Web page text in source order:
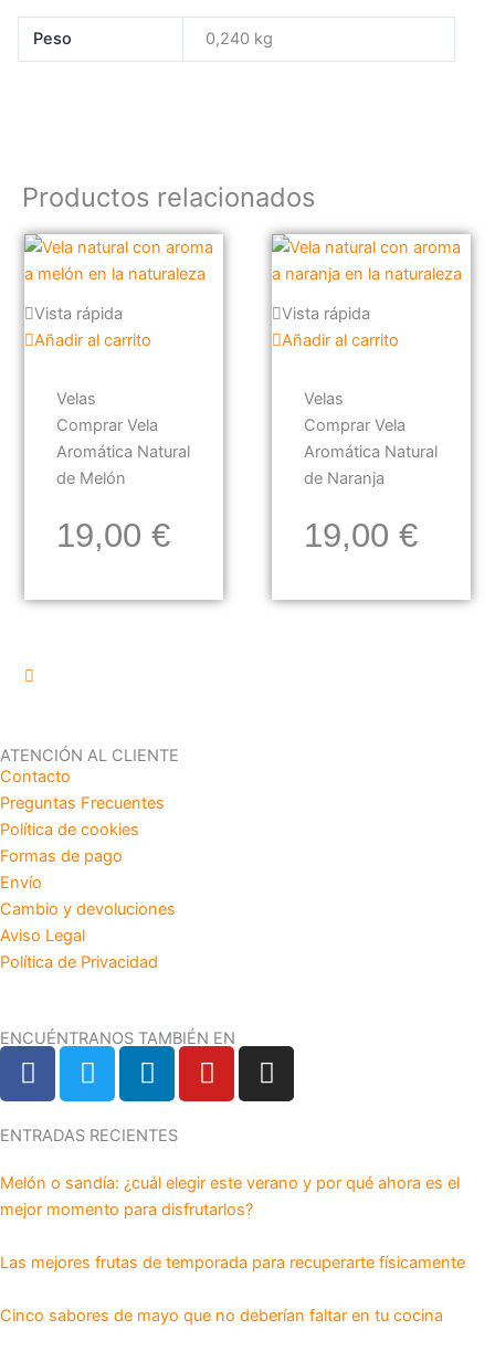
Peso 0,240 kg
Productos relacionados
Vista rápida
Añadir al carrito
Velas
Comprar Vela
Aromática Natural
de Melón
19,00€
Vista rápida
Añadir al carrito
Velas
Comprar Vela
Aromática Natural
de Naranja
19,00€
ATENCIÓN AL CLIENTE
Contacto
Preguntas Frecuentes
Política de cookies
Formas de pago
Envío
Cambio y devoluciones
Aviso Legal
Política de Privacidad
ENCUÉNTRANOS TAMBIÉN EN
F
a
e
b
o
o
k
T
w
t
e
r
L
i
k
e
d
i
n
Y
o
b
e
I
n
g
a
m
ENTRADAS RECIENTES
Melón o sandía: ¿cuál elegir este verano y por qué ahora es el
mejor momento para disfrutarlos?
Las mejores frutas de temporada para recuperarte físicamente
Cinco sabores de mayo que no deberían faltar en tu cocina